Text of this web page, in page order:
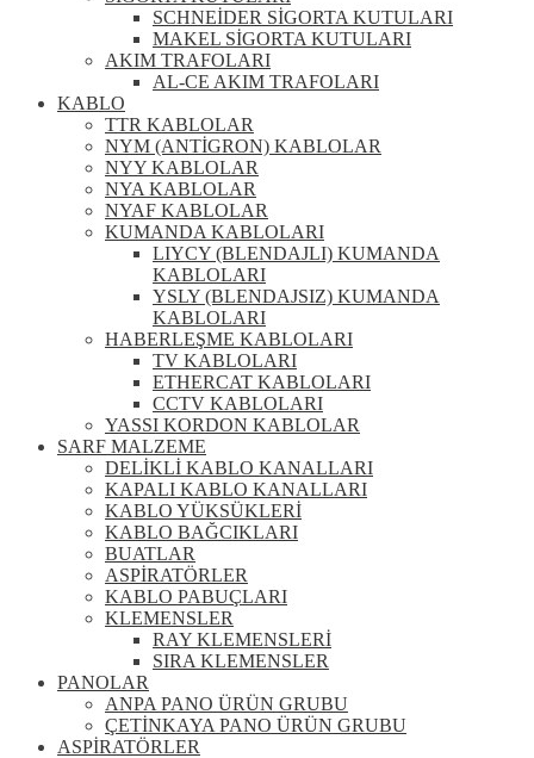
SCHNEİDER SİGORTA KUTULARI
MAKEL SİGORTA KUTULARI
AKIM TRAFOLARI
AL-CE AKIM TRAFOLARI
KABLO
TTR KABLOLAR
NYM (ANTİGRON) KABLOLAR
NYY KABLOLAR
NYA KABLOLAR
NYAF KABLOLAR
KUMANDA KABLOLARI
LIYCY (BLENDAJLI) KUMANDA
KABLOLARI
YSLY (BLENDAJSIZ) KUMANDA
KABLOLARI
HABERLEŞME KABLOLARI
TV KABLOLARI
ETHERCAT KABLOLARI
CCTV KABLOLARI
YASSI KORDON KABLOLAR
SARF MALZEME
DELİKLİ KABLO KANALLARI
KAPALI KABLO KANALLARI
KABLO YÜKSÜKLERİ
KABLO BAĞCIKLARI
BUATLAR
ASPİRATÖRLER
KABLO PABUÇLARI
KLEMENSLER
RAY KLEMENSLERİ
SIRA KLEMENSLER
PANOLAR
ANPA PANO ÜRÜN GRUBU
ÇETİNKAYA PANO ÜRÜN GRUBU
ASPİRATÖRLER